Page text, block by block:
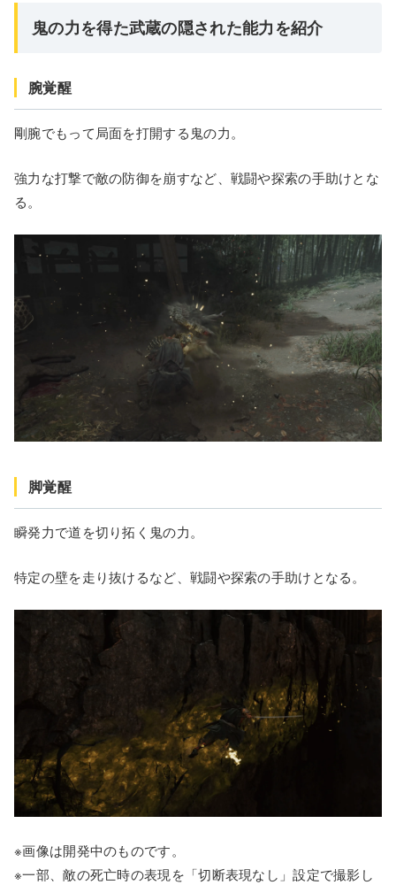
鬼の力を得た武蔵の隠された能力を紹介
腕覚醒
剛腕でもって局面を打開する鬼の力。
強力な打撃で敵の防御を崩すなど、戦闘や探索の手助けとな
る。
脚覚醒
瞬発力で道を切り拓く鬼の力。
特定の壁を走り抜けるなど、戦闘や探索の手助けとなる。
※画像は開発中のものです。
※一部、敵の死亡時の表現を「切断表現なし」設定で撮影し